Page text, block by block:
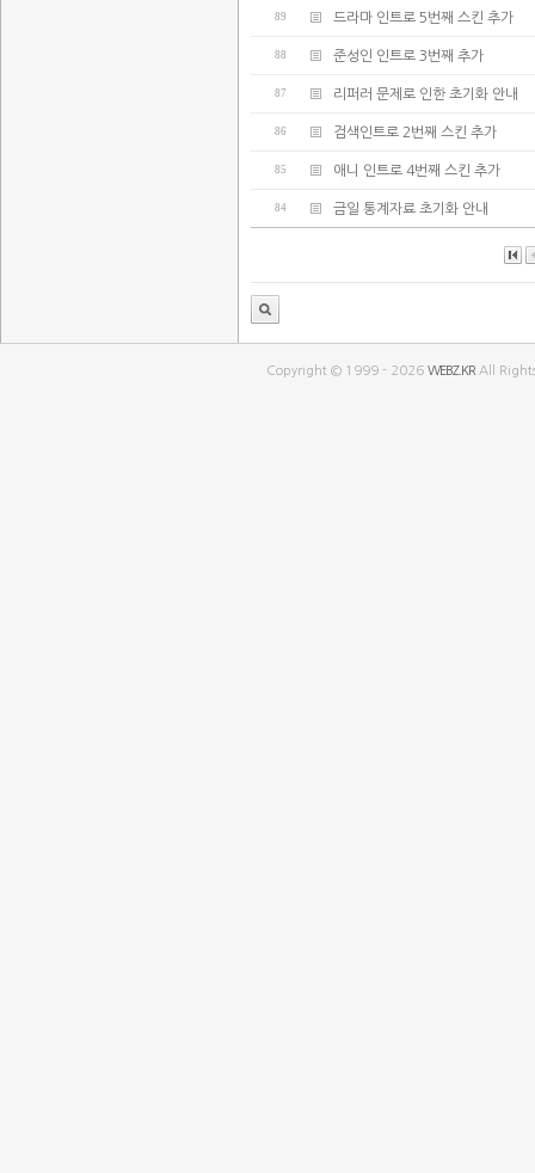
89 드라마 인트로 5번째 스킨 추가
88 준성인 인트로 3번째 추가
87 리퍼러 문제로 인한 초기화 안내
86 검색인트로 2번째 스킨 추가
85 애니 인트로 4번째 스킨 추가
84 금일 통계자료 초기화 안내
Copyright © 1999 - 2026WEBZ.KR All